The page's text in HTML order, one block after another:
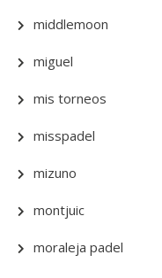
middlemoon
miguel
mis torneos
misspadel
mizuno
montjuic
moraleja padel